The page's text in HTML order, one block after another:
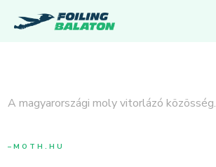
A magyarországi moly vitorlázó közösség.
MOTH.HU